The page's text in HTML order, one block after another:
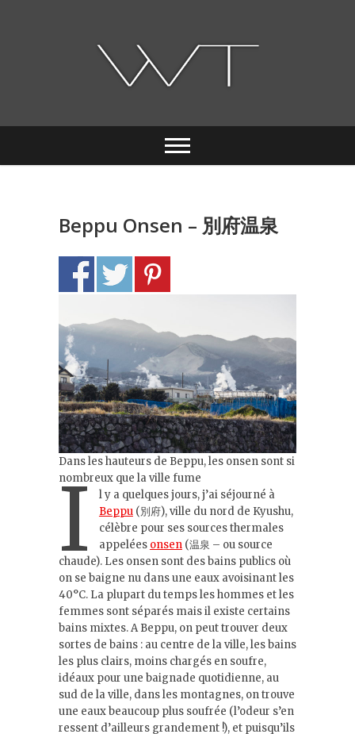
wabi-tabi
Beppu Onsen – 別府温泉
Dans les hauteurs de Beppu, les onsen sont si
nombreux que la ville fume
I
l y a quelques jours, j’ai séjourné à
Beppu(別府), ville du nord de Kyushu,
célèbre pour ses sources thermales
appelées onsen(温泉 – ou source
chaude). Les onsen sont des bains publics où
on se baigne nu dans une eaux avoisinant les
40°C. La plupart du temps les hommes et les
femmes sont séparés mais il existe certains
bains mixtes. A Beppu, on peut trouver deux
sortes de bains : au centre de la ville, les bains
les plus clairs, moins chargés en soufre,
idéaux pour une baignade quotidienne, au
sud de la ville, dans les montagnes, on trouve
une eaux beaucoup plus soufrée (l’odeur s’en
ressent d’ailleurs grandement !), et puisqu’ils